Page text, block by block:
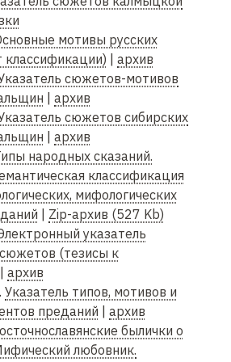
мотивы русских
архив
сюжетов-мотивов
архив
сюжетов сибирских
архив
народных сказаний.
классификация
мифологических
Zip-архив (527 Kb)
указатель
(тезисы к
архив
Указатель типов, мотивов и
преданий
архив
былички о
любовник.